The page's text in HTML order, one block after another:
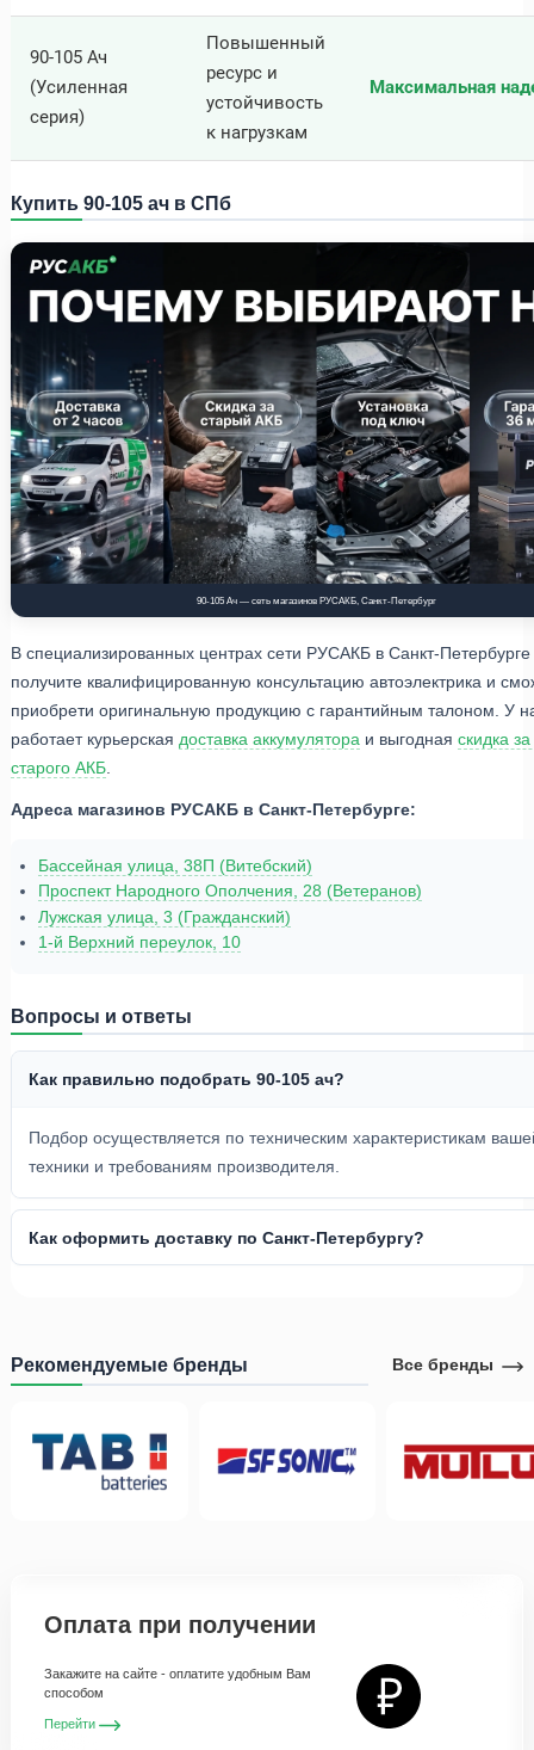
90-105 Ач
(Усиленная
серия)
Повышенный
ресурс и
устойчивость
к нагрузкам
Максимальная
Купить 90-105 ач в СПб
90-105 Ач — сеть магазинов РУСАКБ, Санкт-Петербург
В специализированных центрах сети РУСАКБ в Санкт-
получите квалифицированную консультацию автоэлектрика и
приобрети оригинальную продукцию с гарантийным талоном. У
работает курьерская доставка аккумулятора и выгодная скидка
старого АКБ
Адреса магазинов РУСАКБ в Санкт-Петербурге:
Бассейная улица, 38П (Витебский)
Проспект Народного Ополчения, 28 (Ветеранов)
Лужская улица, 3 (Гражданский)
1-й Верхний переулок, 10
Вопросы и ответы
Как правильно подобрать 90-105 ач?
Подбор осуществляется по техническим характеристикам
техники и требованиям производителя.
Как оформить доставку по Санкт-Петербургу?
Рекомендуемые бренды Все бренды
Оплата при получении
Закажите на сайте - оплатите удобным Вам
способом
Перейти